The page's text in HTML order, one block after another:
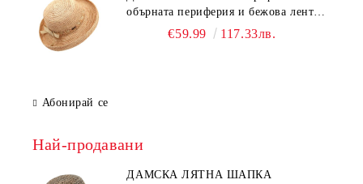
обърната периферия и бежова лента
Fratelli Mazzanti | Натурален
€59.99 117.33лв.
Абонирай се
Най-продавани
ДАМСКА ЛЯТНА ШАПКА